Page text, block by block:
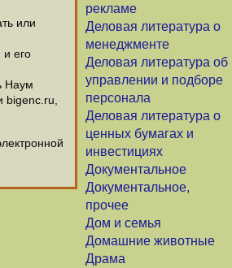
рекламе
Деловая литература о
менеджменте
Деловая литература об
управлении и подборе
персонала
Деловая литература о
ценных бумагах и
инвестициях
Документальное
Документальное,
прочее
Дом и семья
Домашние животные
Драма
или
и его
Наум
bigenc.ru,